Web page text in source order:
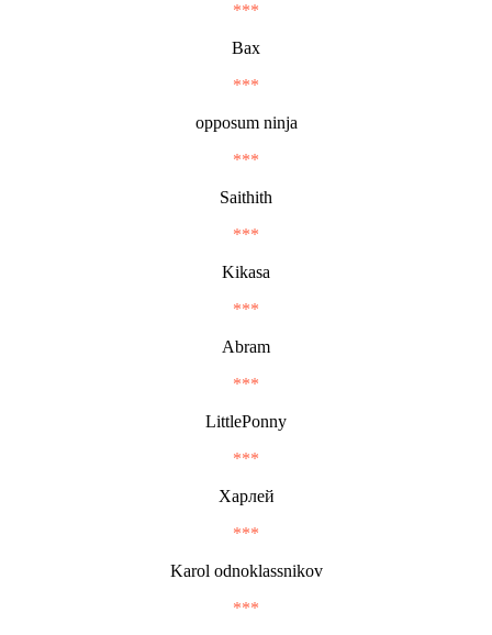
***
Вах
***
opposum ninja
***
Saithith
***
Kikasa
***
Abram
***
LittlePonny
***
Харлей
***
Karol odnoklassnikov
***